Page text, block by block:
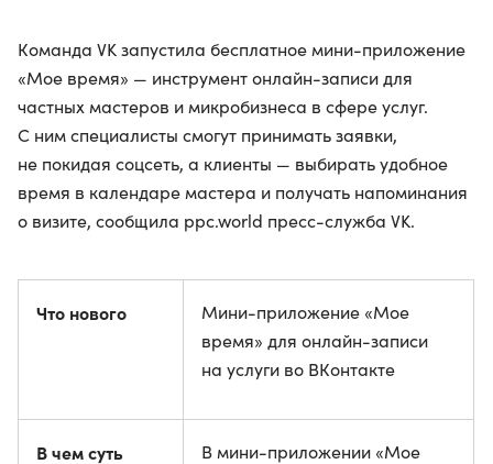
Команда VK запустила бесплатное мини-приложение
«Мое время» — инструмент онлайн-записи для
частных мастеров и микробизнеса в сфере услуг.
С ним специалисты смогут принимать заявки,
не покидая соцсеть, а клиенты — выбирать удобное
время в календаре мастера и получать напоминания
о визите, сообщила ppc.world пресс-служба VK.
Что нового
Мини-приложение «Мое
время» для онлайн-записи
на услуги во ВКонтакте
В чем суть
В мини-приложении «Мое